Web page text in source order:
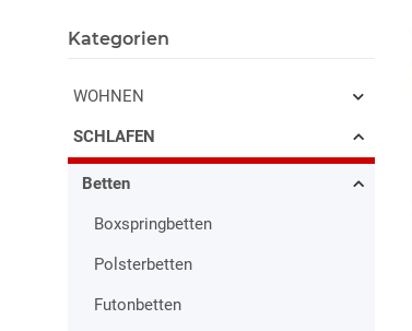
Kategorien
WOHNEN
SCHLAFEN
Betten
Boxspringbetten
Polsterbetten
Futonbetten